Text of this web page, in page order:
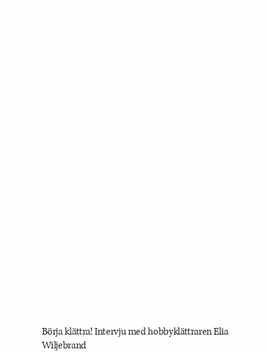
Börja klättra! Intervju med hobbyklättraren Elia
Wiljebrand